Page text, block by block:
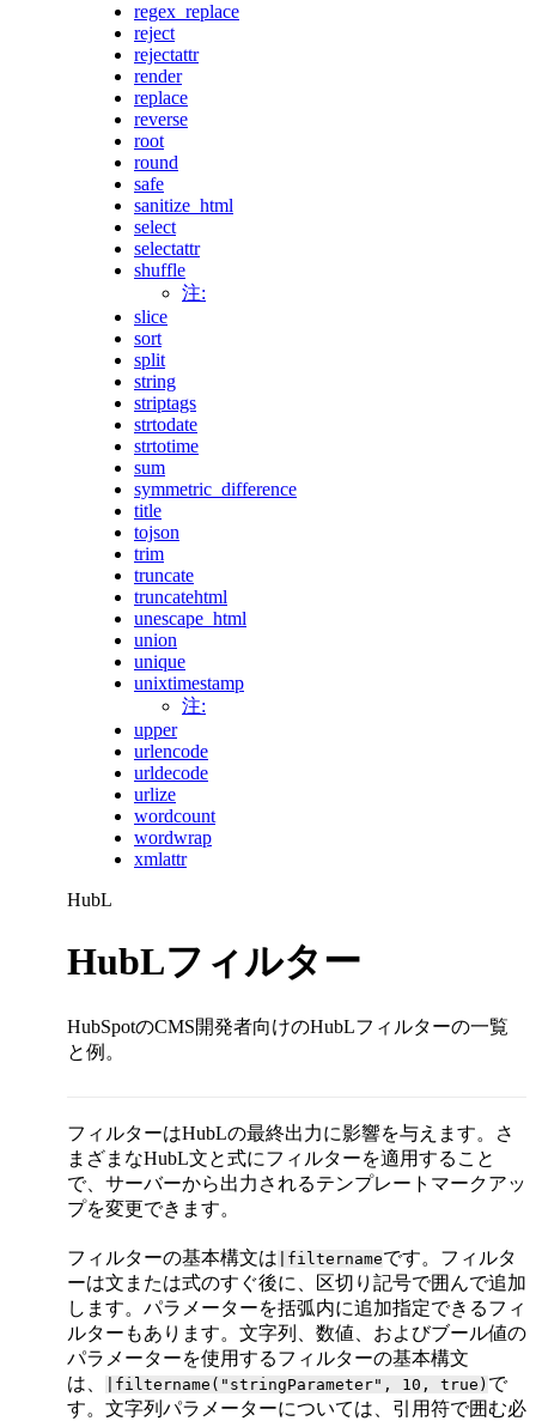
regex_replace
reject
rejectattr
render
replace
reverse
root
round
safe
sanitize_html
select
selectattr
shuffle
注:
slice
sort
split
string
striptags
strtodate
strtotime
sum
symmetric_difference
title
tojson
trim
truncate
truncatehtml
unescape_html
union
unique
unixtimestamp
注:
upper
urlencode
urldecode
urlize
wordcount
wordwrap
xmlattr
HubL
HubLフィルター
HubSpotのCMS開発者向けのHubLフィルターの一覧
と例。
フィルターはHubLの最終出力に影響を与えます。さ
まざまなHubL文と式にフィルターを適用すること
で、サーバーから出力されるテンプレートマークアッ
プを変更できます。
フィルターの基本構文は |filternameです。フィルタ
ーは文または式のすぐ後に、区切り記号で囲んで追加
します。パラメーターを括弧内に追加指定できるフィ
ルターもあります。文字列、数値、およびブール値の
パラメーターを使用するフィルターの基本構文
は、
|filtername("stringParameter", 10, true) で
す。文字列パラメーターについては、引用符で囲む必